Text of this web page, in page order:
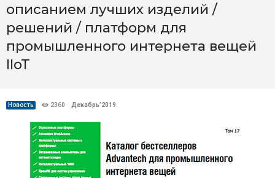
описанием лучших изделий /
решений / платформ для
промышленного интернета вещей
IIoT
Новость 2360 Декабрь’2019